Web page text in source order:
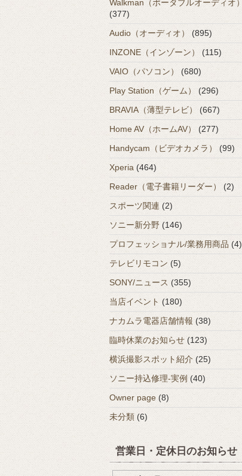
Walkman（ポータブルオーディオ）
(377)
Audio（オーディオ）
(895)
INZONE（インゾーン）
(115)
VAIO（パソコン）
(680)
Play Station（ゲーム）
(296)
BRAVIA（薄型テレビ）
(667)
Home AV（ホームAV）
(277)
Handycam（ビデオカメラ）
(99)
Xperia (464)
Reader（電子書籍リーダー）
(2)
スポーツ関連 (2)
ソニー新分野 (146)
プロフェッショナル/業務用商品 (4)
テレビリモコン (5)
SONY/ニュース (355)
当店イベント (180)
ナカムラ電器店舗情報 (38)
臨時休業のお知らせ (123)
横浜撮影スポット紹介 (25)
ソニー持込修理-実例 (40)
Owner page (8)
未分類 (6)
営業日・定休日のお知らせ